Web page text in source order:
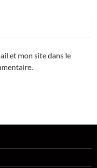
et mon site dans le